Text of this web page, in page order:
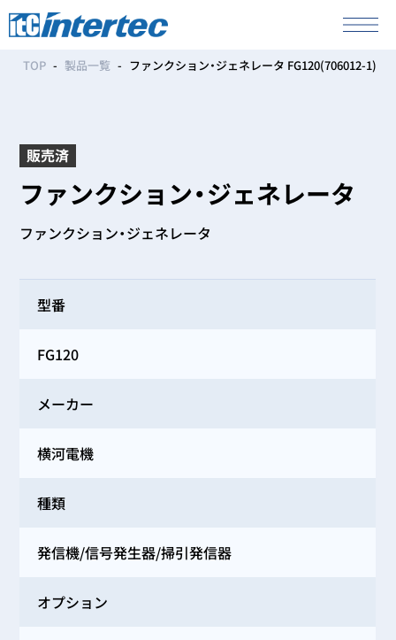
TOP 製品一覧 ファンクション・ジェネレータ FG120(706012-1)
販売済
ファンクション・ジェネレータ
ファンクション・ジェネレータ
型番
FG120
メーカー
横河電機
種類
発信機/信号発生器/掃引発信器
オプション